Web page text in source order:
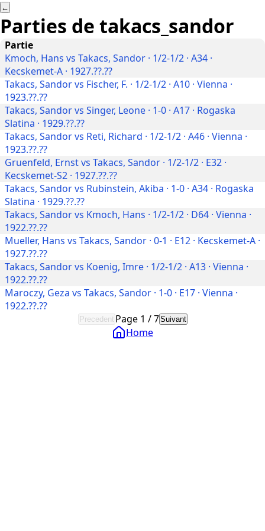
←
Parties de takacs_sandor
Partie
Kmoch, Hans vs Takacs, Sandor · 1/2-1/2 · A34 ·
Kecskemet-A · 1927.??.??
Takacs, Sandor vs Fischer, F. · 1/2-1/2 · A10 · Vienna ·
1923.??.??
Takacs, Sandor vs Singer, Leone · 1-0 · A17 · Rogaska
Slatina · 1929.??.??
Takacs, Sandor vs Reti, Richard · 1/2-1/2 · A46 · Vienna ·
1923.??.??
Gruenfeld, Ernst vs Takacs, Sandor · 1/2-1/2 · E32 ·
Kecskemet-S2 · 1927.??.??
Takacs, Sandor vs Rubinstein, Akiba · 1-0 · A34 · Rogaska
Slatina · 1929.??.??
Takacs, Sandor vs Kmoch, Hans · 1/2-1/2 · D64 · Vienna ·
1922.??.??
Mueller, Hans vs Takacs, Sandor · 0-1 · E12 · Kecskemet-A ·
1927.??.??
Takacs, Sandor vs Koenig, Imre · 1/2-1/2 · A13 · Vienna ·
1922.??.??
Maroczy, Geza vs Takacs, Sandor · 1-0 · E17 · Vienna ·
1922.??.??
Precedent Page 1 /7Suivant
Home